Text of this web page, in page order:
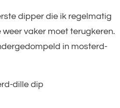
dipper die ik regelmatig
vaker moet terugkeren.
in mosterd-
dille dip